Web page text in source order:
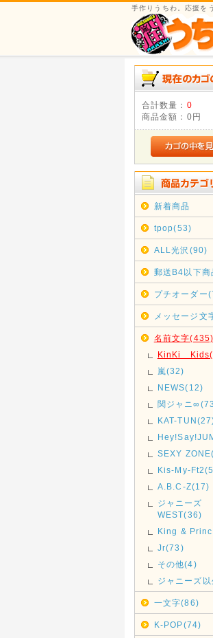
手作りうちわ。応援を
合計数量： 0
商品金額： 0円
新着商品
tpop(53)
ALL光沢(90)
郵送B4以下
プチオーダー
メッセージ文
名前文字(435)
KinKi
嵐(32)
NEWS(12)
関ジャニ
KAT-
SEXY
Kis-My-
A.B.C-Z(17)
ジャニーズ
WEST(36)
King &
Jr(73)
その他(4)
ジャニーズ
一文字(86)
K-POP(74)